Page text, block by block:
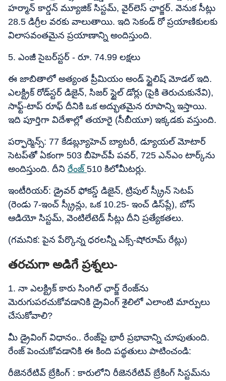
హర్మాన్ కార్డన్ మ్యూజిక్ సిస్టమ్, వైర్‌లెస్ ఛార్జర్. వెనుక సీట్లు
28.5 డిగ్రీల వరకు వాలుతాయి. ఇది సెకండ్ రో ప్రయాణికులకు
విలాసవంతమైన ప్రయాణాన్ని అందిస్తుంది.
5. ఎంజీ సైబర్‌స్టర్ - రూ. 74.99 లక్షలు
ఈ జాబితాలో అత్యంత ప్రీమియం అండ్​ స్టైలిష్ మోడల్ ఇది.
ఎలక్ట్రిక్ రోడ్‌స్టర్ డిజైన్, సిజర్ స్టైల్ డోర్లు (పైకి తెరుచుకునేవి),
సాఫ్ట్-టాప్ రూఫ్ దీనికి ఒక అద్భుతమైన రూపాన్ని ఇస్తాయి.
ఇది పూర్తిగా విదేశాల్లో తయారై (సీబీయూ) ఇక్కడకు వస్తుంది.
పర్ఫార్మెన్స్: 77 కేడబ్ల్యూహెచ్​ బ్యాటరీ, డ్యూయల్ మోటార్
సెటప్‌తో ఏకంగా 503 బీహెచ్​పీ పవర్, 725 ఎన్​ఎం టార్క్‌ను
అందిస్తుంది. దీని రేంజ్ 510 కిలోమీటర్లు.
ఇంటీరియర్: డ్రైవర్ ఫోకస్డ్ డిజైన్, ట్రిపుల్ స్క్రీన్ సెటప్
(రెండు 7-ఇంచ్​ స్క్రీన్లు, ఒక 10.25- ఇంచ్​ డిస్‌ప్లే), బోస్
ఆడియో సిస్టమ్, వెంటిలేటెడ్ సీట్లు దీని ప్రత్యేకతలు.
(గమనిక: పైన పేర్కొన్న ధరలన్నీ ఎక్స్-షోరూమ్ రేట్లు)
తరచుగా అడిగే ప్రశ్నలు-
1. నా ఎలక్ట్రిక్ కారు సింగిల్ ఛార్జ్ రేంజ్‌ను
మెరుగుపరచుకోవడానికి డ్రైవింగ్ శైలిలో ఎలాంటి మార్పులు
చేసుకోవాలి?
మీ డ్రైవింగ్ విధానం.. రేంజ్‌పై భారీ ప్రభావాన్ని చూపుతుంది.
రేంజ్ పెంచుకోవడానికి ఈ కింది పద్ధతులు పాటించండి:
రీజెనరేటివ్ బ్రేకింగ్ : కారులోని రీజెనరేటివ్ బ్రేకింగ్ సిస్టమ్‌ను